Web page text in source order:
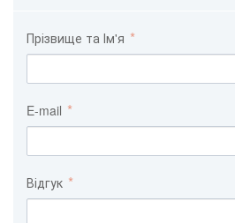
Прізвище та Ім'я
E-mail
Відгук